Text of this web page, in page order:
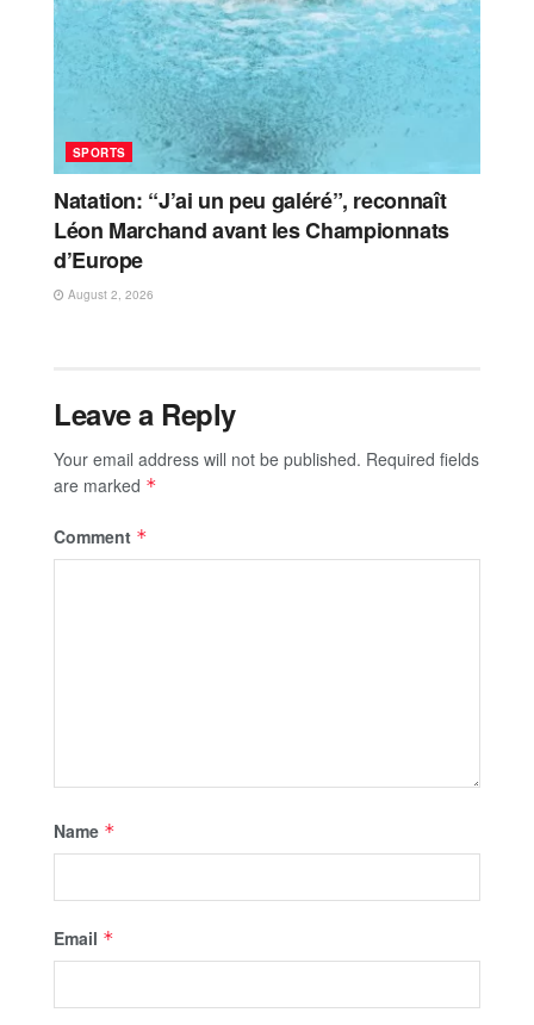
SPORTS
Natation: “J’ai un peu galéré”, reconnaît
Léon Marchand avant les Championnats
d’Europe
August 2, 2026
Leave a Reply
Your email address will not be published. Required fields
are marked *
Comment *
Name *
Email *